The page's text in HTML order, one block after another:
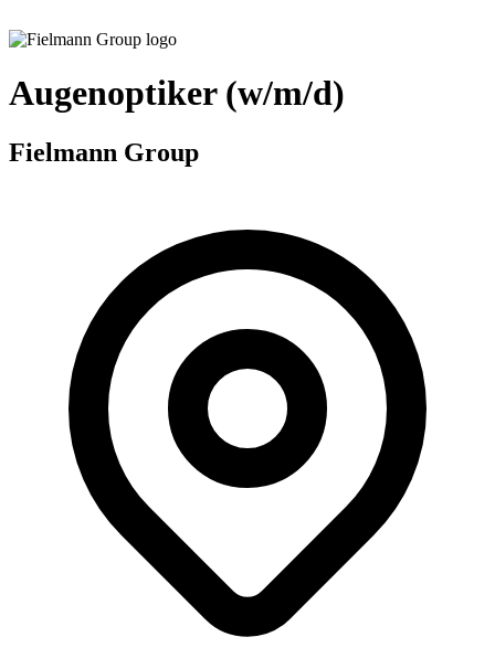
Augenoptiker (w/m/d)
Fielmann Group